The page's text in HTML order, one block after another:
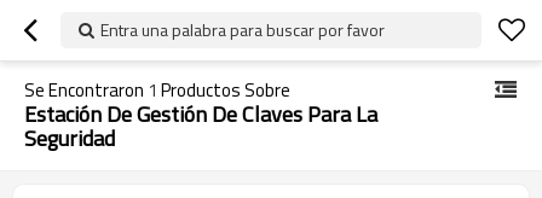
Entra una palabra para buscar por favor
Se Encontraron 1 Productos Sobre
Estación De Gestión De Claves Para La
Seguridad